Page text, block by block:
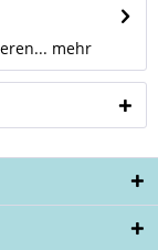
mehr